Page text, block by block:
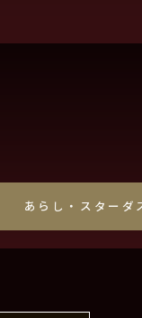
あらし・スターダ